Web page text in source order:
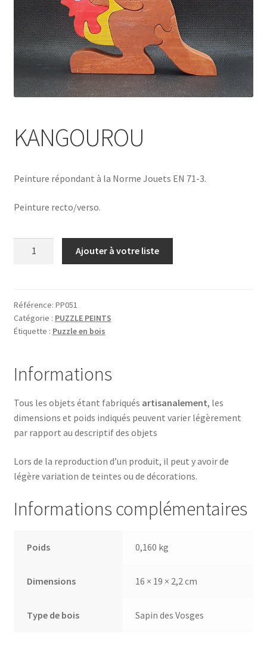
KANGOUROU
Peinture répondant à la Norme Jouets EN 71-3.
Peinture recto/verso.
Ajouter à votre liste
Référence: PP051
Catégorie : PUZZLE PEINTS
Étiquette : Puzzle en bois
Informations
Tous les objets étant fabriqués artisanalement, les
dimensions et poids indiqués peuvent varier légèrement
par rapport au descriptif des objets
Lors de la reproduction d’un produit, il peut y avoir de
légère variation de teintes ou de décorations.
Informations complémentaires
Poids 0,160 kg
Dimensions 16 × 19 × 2,2 cm
Type de bois Sapin des Vosges